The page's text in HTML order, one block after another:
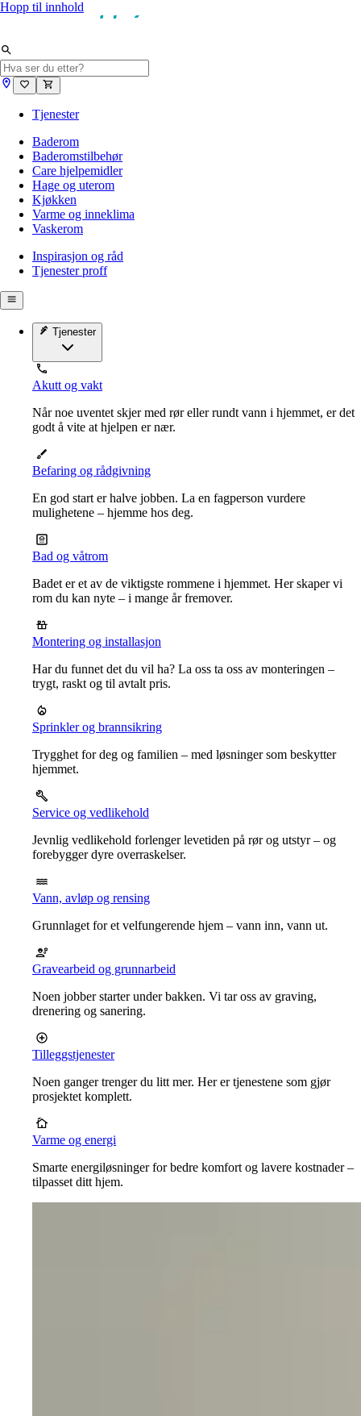
Hopp til innhold
Tjenester
Baderom
Baderomstilbehør
Care hjelpemidler
Hage og uterom
Kjøkken
Varme og inneklima
Vaskerom
Inspirasjon og råd
Tjenester proff
Tjenester
Akutt og vakt
Når noe uventet skjer med rør eller rundt vann i hjemmet, er det
godt å vite at hjelpen er nær.
Befaring og rådgivning
En god start er halve jobben. La en fagperson vurdere
mulighetene – hjemme hos deg.
Bad og våtrom
Badet er et av de viktigste rommene i hjemmet. Her skaper vi
rom du kan nyte – i mange år fremover.
Montering og installasjon
Har du funnet det du vil ha? La oss ta oss av monteringen –
trygt, raskt og til avtalt pris.
Sprinkler og brannsikring
Trygghet for deg og familien – med løsninger som beskytter
hjemmet.
Service og vedlikehold
Jevnlig vedlikehold forlenger levetiden på rør og utstyr – og
forebygger dyre overraskelser.
Vann, avløp og rensing
Grunnlaget for et velfungerende hjem – vann inn, vann ut.
Gravearbeid og grunnarbeid
Noen jobber starter under bakken. Vi tar oss av graving,
drenering og sanering.
Tilleggstjenester
Noen ganger trenger du litt mer. Her er tjenestene som gjør
prosjektet komplett.
Varme og energi
Smarte energiløsninger for bedre komfort og lavere kostnader –
tilpasset ditt hjem.